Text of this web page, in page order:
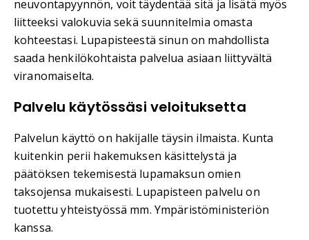
neuvontapyynnön, voit täydentää sitä ja lisätä myös
liitteeksi valokuvia sekä suunnitelmia omasta
kohteestasi. Lupapisteestä sinun on mahdollista
saada henkilökohtaista palvelua asiaan liittyvältä
viranomaiselta.
Palvelu käytössäsi veloituksetta
Palvelun käyttö on hakijalle täysin ilmaista. Kunta
kuitenkin perii hakemuksen käsittelystä ja
päätöksen tekemisestä lupamaksun omien
taksojensa mukaisesti. Lupapisteen palvelu on
tuotettu yhteistyössä mm. Ympäristöministeriön
kanssa.